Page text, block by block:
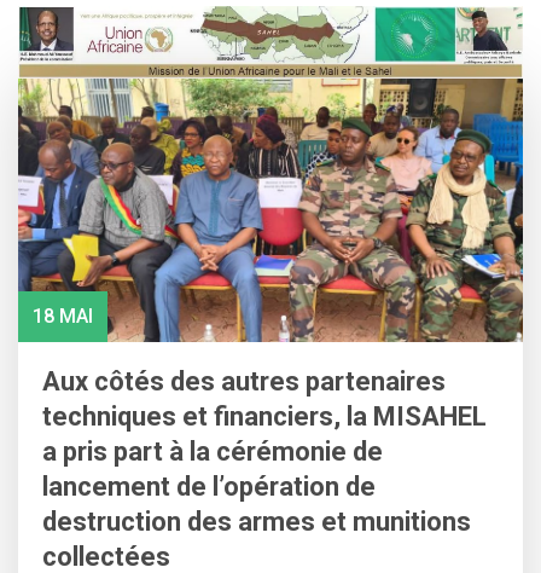
Skip
content
18 MAI
Aux côtés des autres partenaires
techniques et financiers, la MISAHEL
a pris part à la cérémonie de
lancement de l’opération de
destruction des armes et munitions
collectées